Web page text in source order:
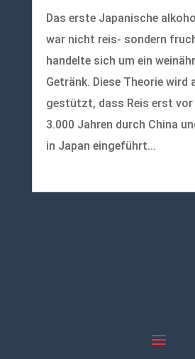
Das erste Japanische
war nicht reis- sondern
handelte sich um ein
Getränk. Diese Theorie wird
gestützt, dass Reis erst vor
3.000 Jahren durch China
in Japan eingeführt...